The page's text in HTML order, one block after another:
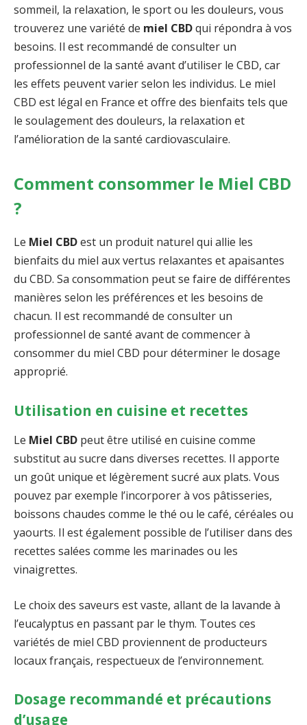
sommeil, la relaxation, le sport ou les douleurs, vous
trouverez une variété de miel CBDqui répondra à vos
besoins. Il est recommandé de consulter un
professionnel de la santé avant d’utiliser le CBD, car
les effets peuvent varier selon les individus. Le miel
CBD est légal en France et offre des bienfaits tels que
le soulagement des douleurs, la relaxation et
l’amélioration de la santé cardiovasculaire.
Comment consommer le Miel CBD
?
Le Miel CBDest un produit naturel qui allie les
bienfaits du miel aux vertus relaxantes et apaisantes
du CBD. Sa consommation peut se faire de différentes
manières selon les préférences et les besoins de
chacun. Il est recommandé de consulter un
professionnel de santé avant de commencer à
consommer du miel CBD pour déterminer le dosage
approprié.
Utilisation en cuisine et recettes
Le Miel CBD peut être utilisé en cuisine comme
substitut au sucre dans diverses recettes. Il apporte
un goût unique et légèrement sucré aux plats. Vous
pouvez par exemple l’incorporer à vos pâtisseries,
boissons chaudes comme le thé ou le café, céréales ou
yaourts. Il est également possible de l’utiliser dans des
recettes salées comme les marinades ou les
vinaigrettes.
Le choix des saveurs est vaste, allant de la lavande à
l’eucalyptus en passant par le thym. Toutes ces
variétés de miel CBD proviennent de producteurs
locaux français, respectueux de l’environnement.
Dosage recommandé et précautions
d’usage